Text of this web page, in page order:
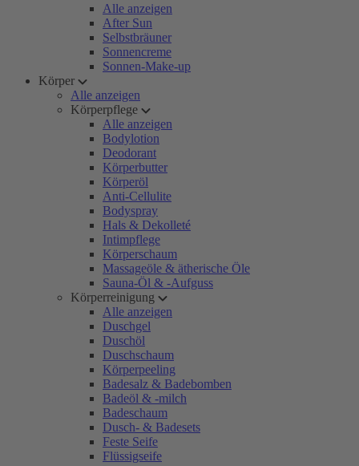
Alle anzeigen
After Sun
Selbstbräuner
Sonnencreme
Sonnen-Make-up
Körper
Alle anzeigen
Körperpflege
Alle anzeigen
Bodylotion
Deodorant
Körperbutter
Körperöl
Anti-Cellulite
Bodyspray
Hals & Dekolleté
Intimpflege
Körperschaum
Massageöle & ätherische Öle
Sauna-Öl & -Aufguss
Körperreinigung
Alle anzeigen
Duschgel
Duschöl
Duschschaum
Körperpeeling
Badesalz & Badebomben
Badeöl & -milch
Badeschaum
Dusch- & Badesets
Feste Seife
Flüssigseife